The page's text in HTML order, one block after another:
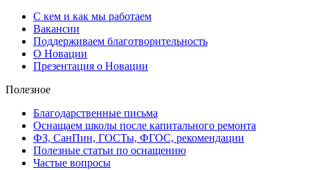
С кем и как мы работаем
Вакансии
Поддерживаем благотворительность
О Новации
Презентация о Новации
Полезное
Благодарственные письма
Оснащаем школы после капитального ремонта
ФЗ, СанПин, ГОСТы, ФГОС, рекомендации
Полезные статьи по оснащению
Частые вопросы